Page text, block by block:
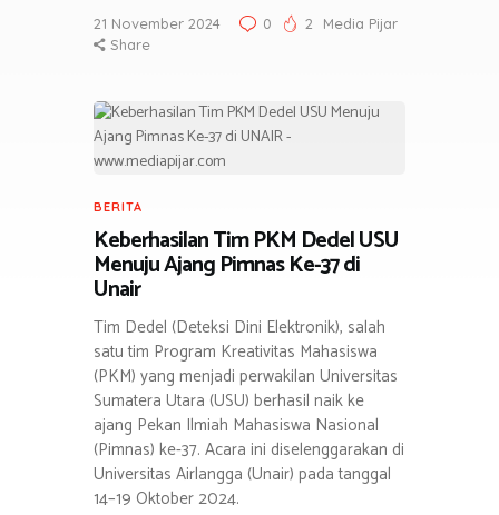
21 November 2024 0 2
Media Pijar
Share
BERITA
Keberhasilan Tim PKM Dedel USU
Menuju Ajang Pimnas Ke-37 di
Unair
Tim Dedel (Deteksi Dini Elektronik), salah
satu tim Program Kreativitas Mahasiswa
(PKM) yang menjadi perwakilan Universitas
Sumatera Utara (USU) berhasil naik ke
ajang Pekan Ilmiah Mahasiswa Nasional
(Pimnas) ke-37. Acara ini diselenggarakan di
Universitas Airlangga (Unair) pada tanggal
14–19 Oktober 2024.